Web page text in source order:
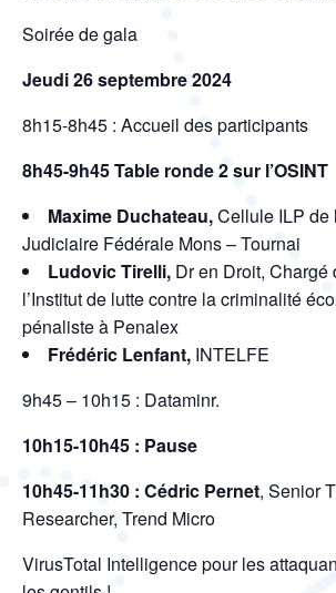
Soirée de gala
Jeudi 26 septembre 2024
8h15-8h45 : Accueil des participants
8h45-9h45 Table ronde 2 sur l’OSINT
Maxime Duchateau,Cellule ILP de
Judiciaire Fédérale Mons – Tournai
Ludovic Tirelli, Dr en Droit, Chargé
l’Institut de lutte contre la criminalité
pénaliste à Penalex
Frédéric Lenfant, INTELFE
9h45 – 10h15 : Dataminr.
10h15-10h45 : Pause
10h45-11h30 : Cédric Pernet, Senior
Researcher, Trend Micro
VirusTotal Intelligence pour les